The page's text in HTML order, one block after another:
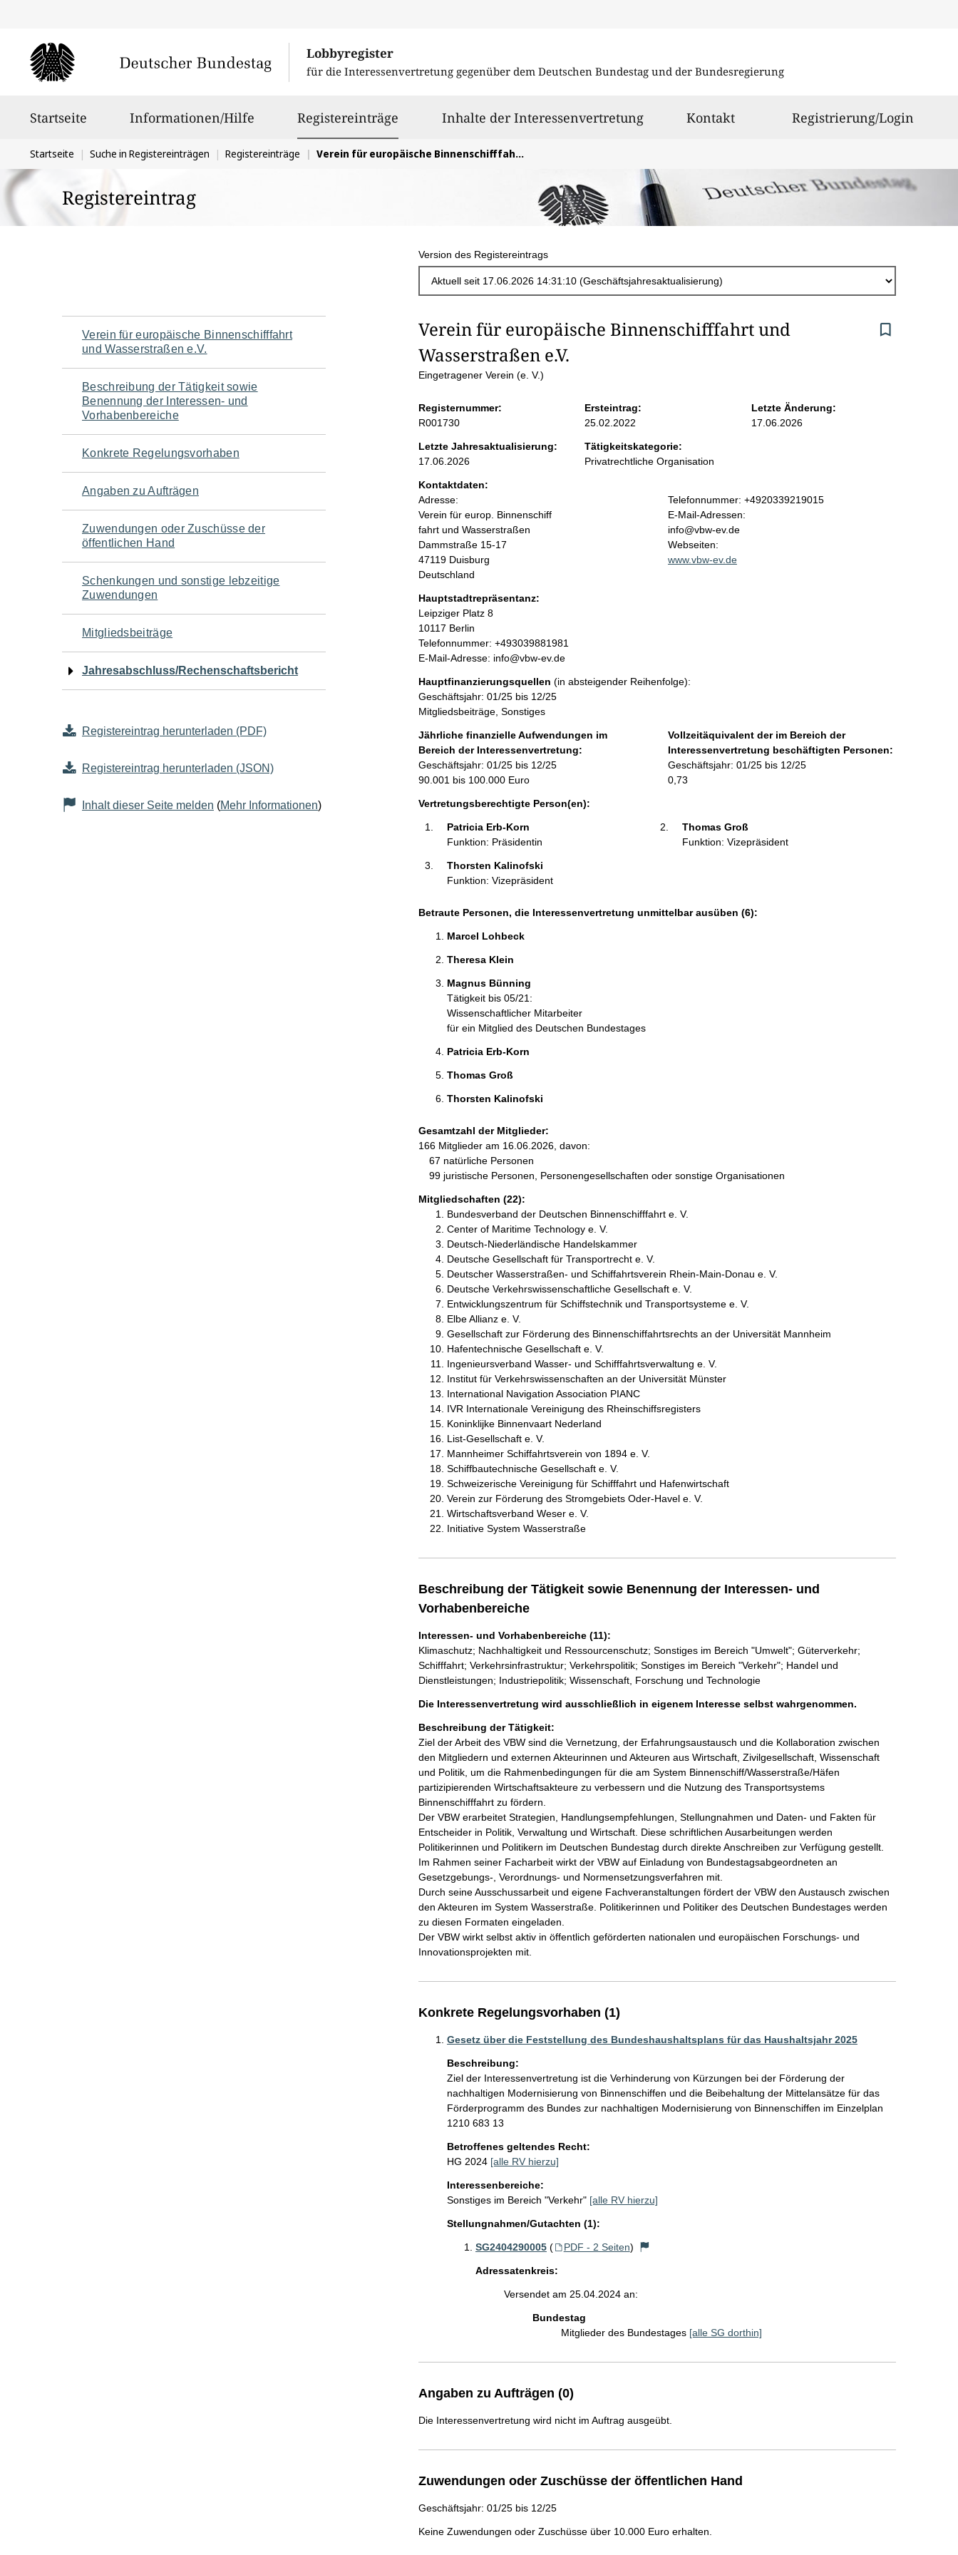
Lobbyregister
für die Interessenvertretung gegenüber dem Deutschen Bundestag und der Bundesregierung
Startseite Informationen/Hilfe Registereinträge ausgewähltInhalte der Interessenvertretung Kontakt Registrierung/Login
Sie
befinden
sich
hier:
Startseite Suche in Registereinträgen Registereinträge Verein für europäische Binnenschifffahrt und Wasserstraßen e.V.
Registereintrag
Version des Registereintrags
Navigation
für
den
Seiteninhalt
Verein für europäische Binnenschifffahrt
und Wasserstraßen e.V.
Beschreibung der Tätigkeit sowie
Benennung der Interessen- und
Vorhabenbereiche
Konkrete Regelungsvorhaben
Angaben zu Aufträgen
Zuwendungen oder Zuschüsse der
öffentlichen Hand
Schenkungen und sonstige lebzeitige
Zuwendungen
Mitgliedsbeiträge
Jahresabschluss/Rechenschaftsbericht
Registereintrag herunterladen (PDF)
Registereintrag herunterladen (JSON)
Inhalt dieser Seite melden (Mehr Informationen)
S
e
i
t
e
n
i
n
h
a
l
t
Verein für europäische Binnenschifffahrt und
Wasserstraßen e.V.
Eingetragener Verein (e. V.)
Registernummer:
R001730
Ersteintrag:
25.02.2022
Letzte Änderung:
17.06.2026
Letzte Jahresaktualisierung:
17.06.2026
Tätigkeitskategorie:
Privatrechtliche Organisation
Kontaktdaten:
Adresse:
Verein für europ. Binnenschiff
fahrt und Wasserstraßen
Dammstraße 15-17
47119 Duisburg
Deutschland
K
o
n
t
a
m
o
n
e
n
Telefonnummer: +4920339219015
E-Mail-Adressen:
info@vbw-ev.de
Webseiten:
www.vbw-ev.de
Hauptstadtrepräsentanz:
A
d
r
e
s
e
Leipziger Platz 8
10117 Berlin
K
o
t
a
k
t
i
n
f
r
m
e
Telefonnummer: +493039881981
E-Mail-Adresse: info@vbw-ev.de
Hauptfinanzierungsquellen (in absteigender Reihenfolge):
Geschäftsjahr: 01/25 bis 12/25
Mitgliedsbeiträge, Sonstiges
Jährliche finanzielle Aufwendungen im
Bereich der Interessenvertretung:
Geschäftsjahr: 01/25 bis 12/25
90.001 bis 100.000 Euro
Vollzeitäquivalent der im Bereich der
Interessenvertretung beschäftigten Personen:
Geschäftsjahr: 01/25 bis 12/25
0,73
Vertretungsberechtigte Person(en):
Patricia Erb-Korn
Funktion: Präsidentin
Thomas Groß
Funktion: Vizepräsident
Thorsten Kalinofski
Funktion: Vizepräsident
Betraute Personen, die Interessenvertretung unmittelbar ausüben (6):
Marcel Lohbeck
Theresa Klein
Magnus Bünning
Tätigkeit bis 05/21:
Wissenschaftlicher Mitarbeiter
für ein Mitglied des Deutschen Bundestages
Patricia Erb-Korn
Thomas Groß
Thorsten Kalinofski
Gesamtzahl der Mitglieder:
166 Mitglieder am 16.06.2026, davon:
67 natürliche Personen
99 juristische Personen, Personengesellschaften oder sonstige Organisationen
Mitgliedschaften (22):
Bundesverband der Deutschen Binnenschifffahrt e. V.
Center of Maritime Technology e. V.
Deutsch-Niederländische Handelskammer
Deutsche Gesellschaft für Transportrecht e. V.
Deutscher Wasserstraßen- und Schiffahrtsverein Rhein-Main-Donau e. V.
Deutsche Verkehrswissenschaftliche Gesellschaft e. V.
Entwicklungszentrum für Schiffstechnik und Transportsysteme e. V.
Elbe Allianz e. V.
Gesellschaft zur Förderung des Binnenschiffahrtsrechts an der Universität Mannheim
Hafentechnische Gesellschaft e. V.
Ingenieursverband Wasser- und Schifffahrtsverwaltung e. V.
Institut für Verkehrswissenschaften an der Universität Münster
International Navigation Association PIANC
IVR Internationale Vereinigung des Rheinschiffsregisters
Koninklijke Binnenvaart Nederland
List-Gesellschaft e. V.
Mannheimer Schiffahrtsverein von 1894 e. V.
Schiffbautechnische Gesellschaft e. V.
Schweizerische Vereinigung für Schifffahrt und Hafenwirtschaft
Verein zur Förderung des Stromgebiets Oder-Havel e. V.
Wirtschaftsverband Weser e. V.
Initiative System Wasserstraße
Beschreibung der Tätigkeit sowie Benennung der Interessen- und
Vorhabenbereiche
Interessen- und Vorhabenbereiche (11):
Klimaschutz; Nachhaltigkeit und Ressourcenschutz; Sonstiges im Bereich "Umwelt"; Güterverkehr;
Schifffahrt; Verkehrsinfrastruktur; Verkehrspolitik; Sonstiges im Bereich "Verkehr"; Handel und
Dienstleistungen; Industriepolitik; Wissenschaft, Forschung und Technologie
Die Interessenvertretung wird ausschließlich in eigenem Interesse selbst wahrgenommen.
Beschreibung der Tätigkeit:
Ziel der Arbeit des VBW sind die Vernetzung, der Erfahrungsaustausch und die Kollaboration zwischen
den Mitgliedern und externen Akteurinnen und Akteuren aus Wirtschaft, Zivilgesellschaft, Wissenschaft
und Politik, um die Rahmenbedingungen für die am System Binnenschiff/Wasserstraße/Häfen
partizipierenden Wirtschaftsakteure zu verbessern und die Nutzung des Transportsystems
Binnenschifffahrt zu fördern.
Der VBW erarbeitet Strategien, Handlungsempfehlungen, Stellungnahmen und Daten- und Fakten für
Entscheider in Politik, Verwaltung und Wirtschaft. Diese schriftlichen Ausarbeitungen werden
Politikerinnen und Politikern im Deutschen Bundestag durch direkte Anschreiben zur Verfügung gestellt.
Im Rahmen seiner Facharbeit wirkt der VBW auf Einladung von Bundestagsabgeordneten an
Gesetzgebungs-, Verordnungs- und Normensetzungsverfahren mit.
Durch seine Ausschussarbeit und eigene Fachveranstaltungen fördert der VBW den Austausch zwischen
den Akteuren im System Wasserstraße. Politikerinnen und Politiker des Deutschen Bundestages werden
zu diesen Formaten eingeladen.
Der VBW wirkt selbst aktiv in öffentlich geförderten nationalen und europäischen Forschungs- und
Innovationsprojekten mit.
Konkrete Regelungsvorhaben (1)
Gesetz über die Feststellung des Bundeshaushaltsplans für das Haushaltsjahr 2025
Beschreibung:
Ziel der Interessenvertretung ist die Verhinderung von Kürzungen bei der Förderung der
nachhaltigen Modernisierung von Binnenschiffen und die Beibehaltung der Mittelansätze für das
Förderprogramm des Bundes zur nachhaltigen Modernisierung von Binnenschiffen im Einzelplan
1210 683 13
Betroffenes geltendes Recht:
HG 2024 [alle RV hierzu]
Interessenbereiche:
Sonstiges im Bereich "Verkehr" [alle RV hierzu]
Stellungnahmen/Gutachten (1):
SG2404290005 ( PDF - 2 Seiten)
Adressatenkreis:
Versendet am 25.04.2024 an:
Bundestag
Mitglieder des Bundestages [alle SG dorthin]
Angaben zu Aufträgen (0)
Die Interessenvertretung wird nicht im Auftrag ausgeübt.
Zuwendungen oder Zuschüsse der öffentlichen Hand
Geschäftsjahr: 01/25 bis 12/25
Keine Zuwendungen oder Zuschüsse über 10.000 Euro erhalten.